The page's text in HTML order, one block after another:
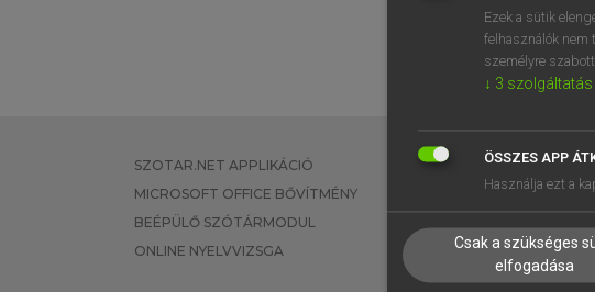
SZOTAR.NET APPLIKÁCIÓ
MICROSOFT OFFICE BŐVÍTMÉNY
BEÉPÜLŐ SZÓTÁRMODUL
ONLINE NYELVVIZSGA
EGYÉNI FELHASZNÁLÓKNAK
TANULÓKNAK
VÁLLALATI MEGOLDÁSOK
Ezek a sütik
felhasználók nem
személyre
↓ 3 szolgáltatás
ÖSSZES APP
Használja ezt a
Csak a szükséges
elfogadása